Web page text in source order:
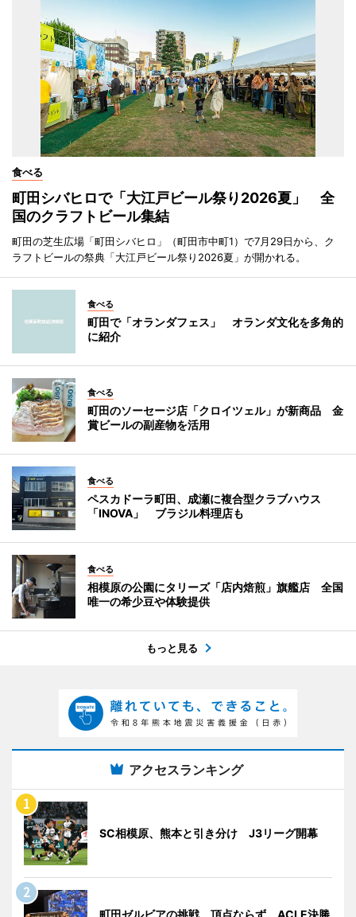
食べる
町田シバヒロで「大江戸ビール祭り2026夏」 全
国のクラフトビール集結
町田の芝生広場「町田シバヒロ」（町田市中町1）で7月29日から、ク
ラフトビールの祭典「大江戸ビール祭り2026夏」が開かれる。
食べる
町田で「オランダフェス」 オランダ文化を多角的
に紹介
食べる
町田のソーセージ店「クロイツェル」が新商品 金
賞ビールの副産物を活用
食べる
ペスカドーラ町田、成瀬に複合型クラブハウス
「INOVA」 ブラジル料理店も
食べる
相模原の公園にタリーズ「店内焙煎」旗艦店 全国
唯一の希少豆や体験提供
もっと見る
アクセスランキング
SC相模原、熊本と引き分け J3リーグ開幕